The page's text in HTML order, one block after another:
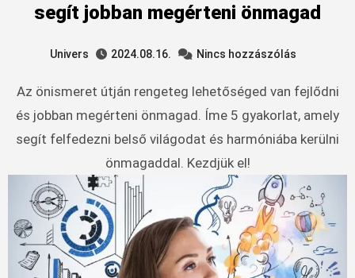
segít jobban megérteni önmagad
Univers 2024.08.16. Nincs hozzászólás
Az önismeret útján rengeteg lehetőséged van fejlődni
és jobban megérteni önmagad. Íme 5 gyakorlat, amely
segít felfedezni belső világodat és harmóniába kerülni
önmagaddal. Kezdjük el!